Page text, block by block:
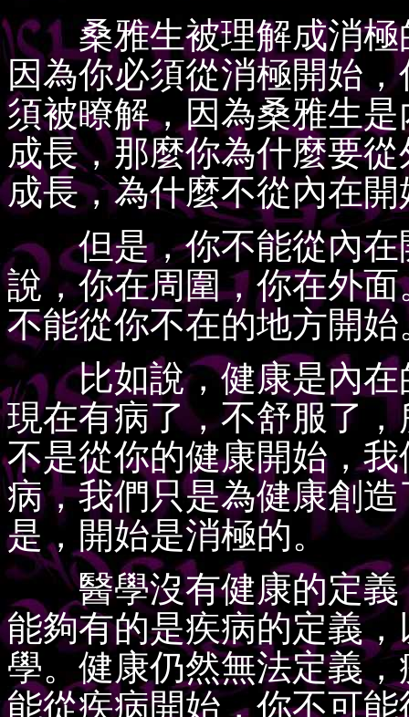
桑雅生被理解成消極
因為你必須從消極開始
須被瞭解，因為桑雅生
成長，那麼你為什麼要
成長，為什麼不從內在開
但是，你不能從內在
說，你在周圍，你在外
不能從你不在的地方開始
比如說，健康是內在
現在有病了，不舒服了
不是從你的健康開始，
病，我們只是為健康創
是，開始是消極的。
醫學沒有健康的定義
能夠有的是疾病的定義
學。健康仍然無法定義
能從疾病開始，你不可